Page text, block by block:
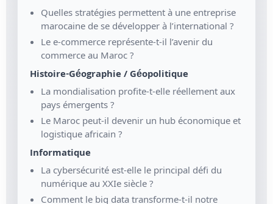
Quelles stratégies permettent à une entreprise
marocaine de se développer à l’international ?
Le e-commerce représente-t-il l’avenir du
commerce au Maroc ?
Histoire-Géographie / Géopolitique
La mondialisation profite-t-elle réellement aux
pays émergents ?
Le Maroc peut-il devenir un hub économique et
logistique africain ?
Informatique
La cybersécurité est-elle le principal défi du
numérique au XXIe siècle ?
Comment le big data transforme-t-il notre